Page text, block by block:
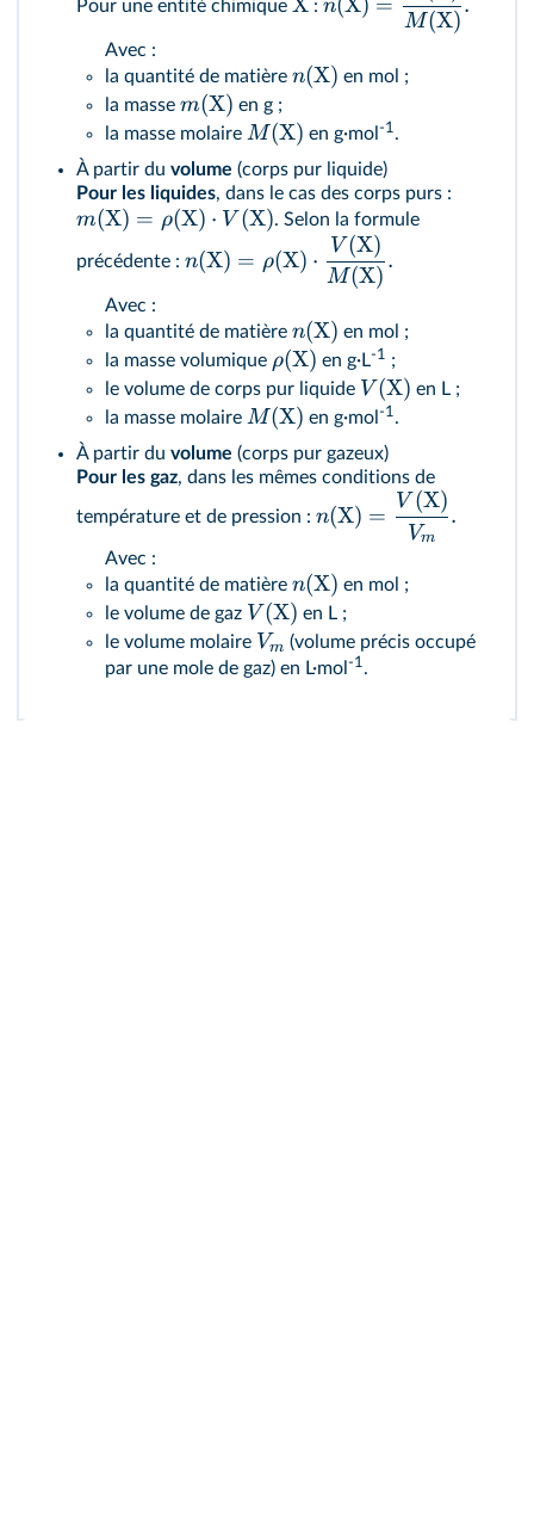
Pour une entité chimique : n
M(X)
Avec :
la quantité de matière n(X) en mol ;
la masse m(X) en g ;
la masse molaire M(X) en g·mol-1 .
À partir du volume (corps pur liquide)
Pour les liquides, dans le cas des corps purs :
m(X) = ρ(X) ⋅ V (X). Selon la formule
précédente : n(X) = ρ(X) ⋅
M(X)
V (X)
.
Avec :
la quantité de matière n(X) en mol ;
la masse volumique ρ(X) en g·L-1 ;
le volume de corps pur liquide V (X) en L ;
la masse molaire M(X) en g·mol-1.
À partir du volume (corps pur gazeux)
Pour les gaz, dans les mêmes conditions de
température et de pression : n(X) =
Vm
V (X)
.
Avec :
la quantité de matière n(X) en mol ;
le volume de gaz V (X) en L ;
le volume molaire Vm (volume précis occupé
par une mole de gaz) en L·mol -1.